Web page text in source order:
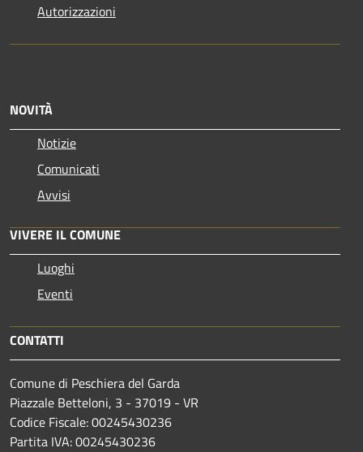
Autorizzazioni
NOVITÀ
Notizie
Comunicati
Avvisi
VIVERE IL COMUNE
Luoghi
Eventi
CONTATTI
Comune di Peschiera del Garda
Piazzale Betteloni, 3 - 37019 - VR
Codice Fiscale: 00245430236
Partita IVA: 00245430236